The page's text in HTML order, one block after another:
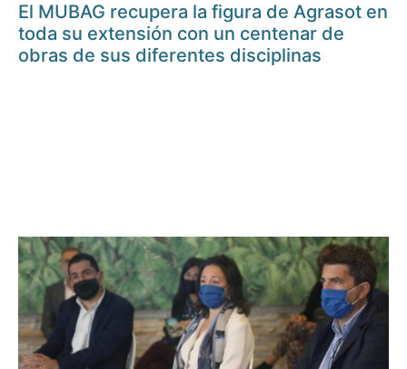
El MUBAG recupera la figura de Agrasot en
toda su extensión con un centenar de
obras de sus diferentes disciplinas